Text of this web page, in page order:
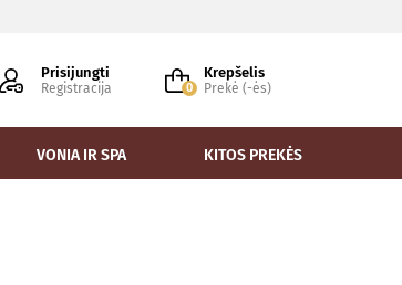
Prisijungti
Registracija 0
Krepšelis
Prekė (-ės)
VONIA IR SPA KITOS PREKĖS